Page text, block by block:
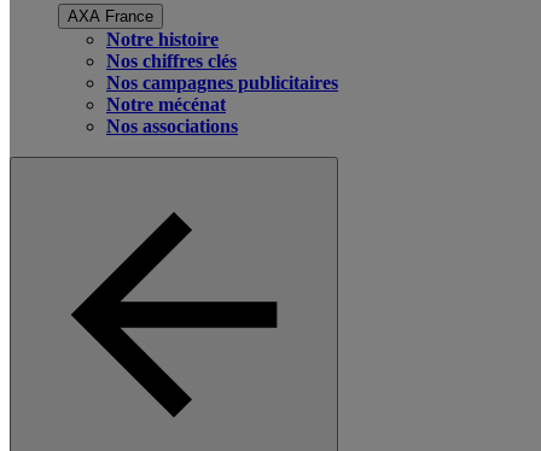
AXA France
Notre histoire
Nos chiffres clés
Nos campagnes publicitaires
Notre mécénat
Nos associations